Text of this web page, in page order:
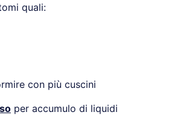
quali:
con più cuscini
per accumulo di liquidi